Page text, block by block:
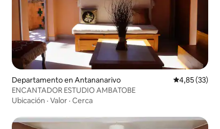
Departamento en Antananarivo Calificación
4,85 (33)
ENCANTADOR ESTUDIO AMBATOBE
Ubicación · Valor · Cerca